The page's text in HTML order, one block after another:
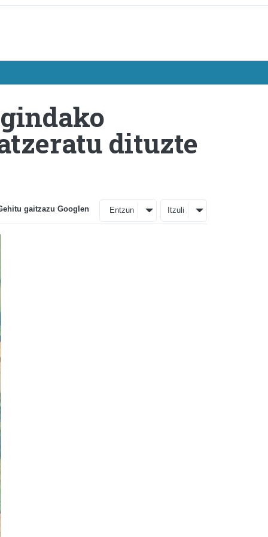
dituzte
gaitzazu Googlen Entzun Itzuli